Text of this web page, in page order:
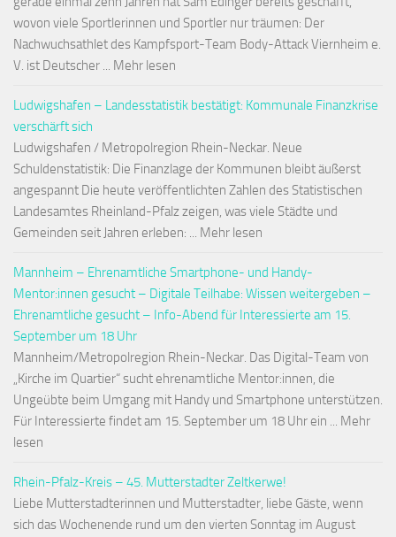
wovon viele Sportlerinnen und Sportler nur träumen: Der
Nachwuchsathlet des Kampfsport-Team Body-Attack Viernheim e.
V. ist Deutscher ... Mehr lesen
Ludwigshafen – Landesstatistik bestätigt: Kommunale Finanzkrise
verschärft sich
Ludwigshafen / Metropolregion Rhein-Neckar. Neue
Schuldenstatistik: Die Finanzlage der Kommunen bleibt äußerst
angespannt Die heute veröffentlichten Zahlen des Statistischen
Landesamtes Rheinland-Pfalz zeigen, was viele Städte und
Gemeinden seit Jahren erleben: ... Mehr lesen
Mannheim – Ehrenamtliche Smartphone- und Handy-
Mentor:innen gesucht – Digitale Teilhabe: Wissen weitergeben –
Ehrenamtliche gesucht – Info-Abend für Interessierte am 15.
September um 18 Uhr
Mannheim/Metropolregion Rhein-Neckar. Das Digital-Team von
„Kirche im Quartier“ sucht ehrenamtliche Mentor:innen, die
Ungeübte beim Umgang mit Handy und Smartphone unterstützen.
Für Interessierte findet am 15. September um 18 Uhr ein ... Mehr
lesen
Rhein-Pfalz-Kreis – 45. Mutterstadter Zeltkerwe!
Liebe Mutterstadterinnen und Mutterstadter, liebe Gäste, wenn
sich das Wochenende rund um den vierten Sonntag im August